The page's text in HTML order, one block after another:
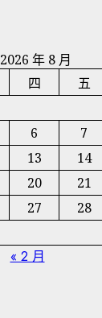
2026 年 8 月
四 五
6 7
13 14
20 21
27 28
« 2 月